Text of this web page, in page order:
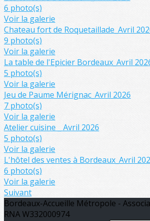
6 photo(s)
Voir la galerie
Chateau fort de Roquetaillade_Avril
9 photo(s)
Voir la galerie
La table de l'Epicier Bordeaux_Avril
5 photo(s)
Voir la galerie
Jeu de Paume Mérignac_Avril 2026
7 photo(s)
Voir la galerie
Atelier cuisine _ Avril 2026
5 photo(s)
Voir la galerie
L'hôtel des ventes à Bordeaux_Avril
6 photo(s)
Voir la galerie
Suivant
Bordeaux-Accueille Métropole -
RNA W332000974